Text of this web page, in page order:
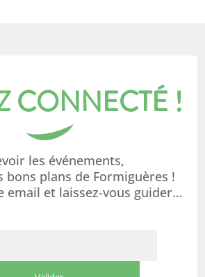
CONNECTÉ !
les événements,
bons plans de Formiguères !
email et laissez-vous guider…